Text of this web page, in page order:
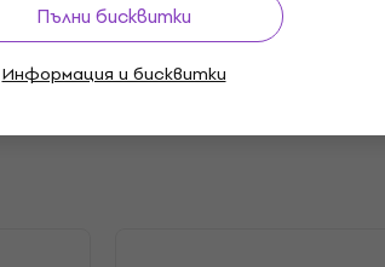
Пълни бисквитки
Информация и бисквитки